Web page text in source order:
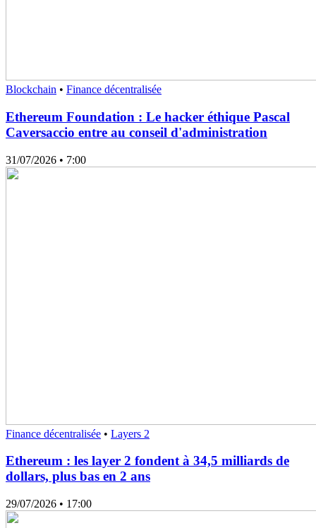
Blockchain • Finance décentralisée
Ethereum Foundation : Le hacker éthique Pascal
Caversaccio entre au conseil d'administration
31/07/2026 • 7:00
Finance décentralisée • Layers 2
Ethereum : les layer 2 fondent à 34,5 milliards de
dollars, plus bas en 2 ans
29/07/2026 • 17:00